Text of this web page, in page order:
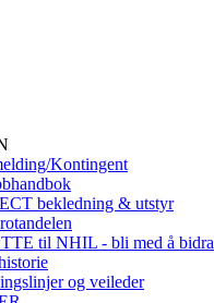
Kontingent
bekledning & utstyr
til NHIL - bli med å bidra
og veileder